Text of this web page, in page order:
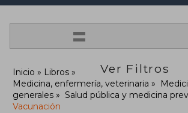
=
Ver Filtros
Inicio
Libros
Medicina, enfermería, veterinaria
generales
Salud pública y medicina
Vacunación